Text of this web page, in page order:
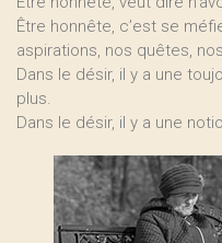
Être honnête, c’est se
aspirations, nos quêtes,
Dans le désir, il y a une
plus.
Dans le désir, il y a une